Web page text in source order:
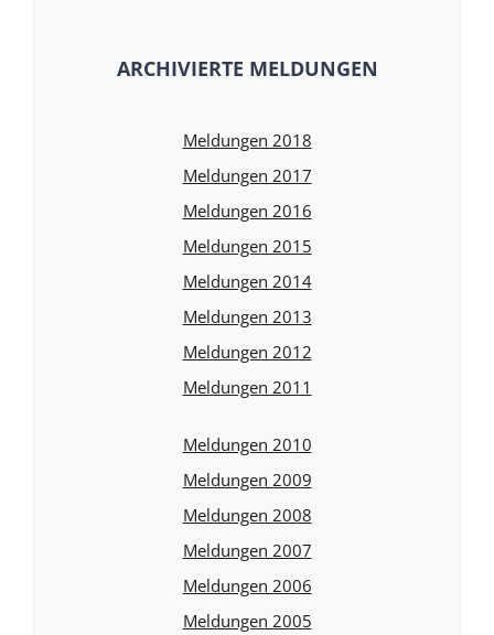
ARCHIVIERTE MELDUNGEN
Meldungen 2018
Meldungen 2017
Meldungen 2016
Meldungen 2015
Meldungen 2014
Meldungen 2013
Meldungen 2012
Meldungen 2011
Meldungen 2010
Meldungen 2009
Meldungen 2008
Meldungen 2007
Meldungen 2006
Meldungen 2005